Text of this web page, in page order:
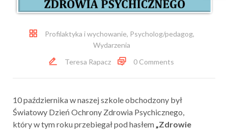
Profilaktyka i wychowanie, Psycholog/pedagog,
Wydarzenia
Teresa Rapacz
0 Comments
10 października w naszej szkole obchodzony był
Światowy Dzień Ochrony Zdrowia Psychicznego,
który w tym roku przebiegał pod hasłem„Zdrowie